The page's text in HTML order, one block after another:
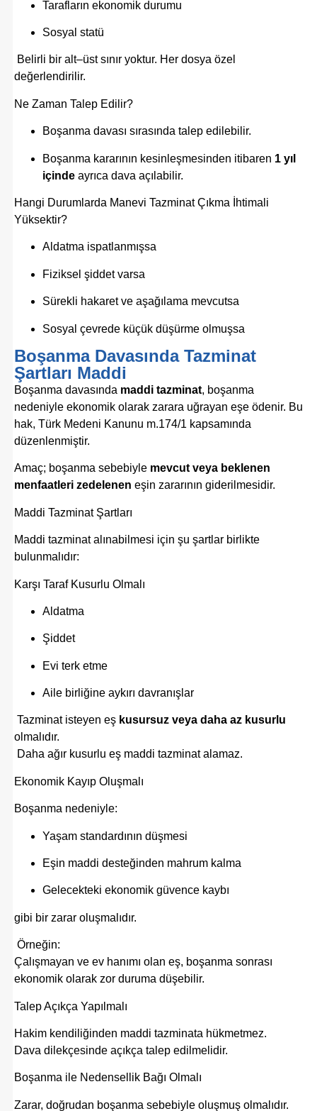
Tarafların ekonomik durumu
Sosyal statü
Belirli bir alt–üst sınır yoktur. Her dosya özel
değerlendirilir.
Ne Zaman Talep Edilir?
Boşanma davası sırasında talep edilebilir.
Boşanma kararının kesinleşmesinden itibaren 1 yıl
içinde ayrıca dava açılabilir.
Hangi Durumlarda Manevi Tazminat Çıkma İhtimali
Yüksektir?
Aldatma ispatlanmışsa
Fiziksel şiddet varsa
Sürekli hakaret ve aşağılama mevcutsa
Sosyal çevrede küçük düşürme olmuşsa
Boşanma Davasında Tazminat
Şartları Maddi
Boşanma davasında maddi tazminat, boşanma
nedeniyle ekonomik olarak zarara uğrayan eşe ödenir. Bu
hak, Türk Medeni Kanunu m.174/1 kapsamında
düzenlenmiştir.
Amaç; boşanma sebebiyle mevcut veya beklenen
menfaatleri zedelenen eşin zararının giderilmesidir.
Maddi Tazminat Şartları
Maddi tazminat alınabilmesi için şu şartlar birlikte
bulunmalıdır:
Karşı Taraf Kusurlu Olmalı
Aldatma
Şiddet
Evi terk etme
Aile birliğine aykırı davranışlar
Tazminat isteyen eş kusursuz veya daha az kusurlu
olmalıdır.
Daha ağır kusurlu eş maddi tazminat alamaz.
Ekonomik Kayıp Oluşmalı
Boşanma nedeniyle:
Yaşam standardının düşmesi
Eşin maddi desteğinden mahrum kalma
Gelecekteki ekonomik güvence kaybı
gibi bir zarar oluşmalıdır.
Örneğin:
Çalışmayan ve ev hanımı olan eş, boşanma sonrası
ekonomik olarak zor duruma düşebilir.
Talep Açıkça Yapılmalı
Hakim kendiliğinden maddi tazminata hükmetmez.
Dava dilekçesinde açıkça talep edilmelidir.
Boşanma ile Nedensellik Bağı Olmalı
Zarar, doğrudan boşanma sebebiyle oluşmuş olmalıdır.